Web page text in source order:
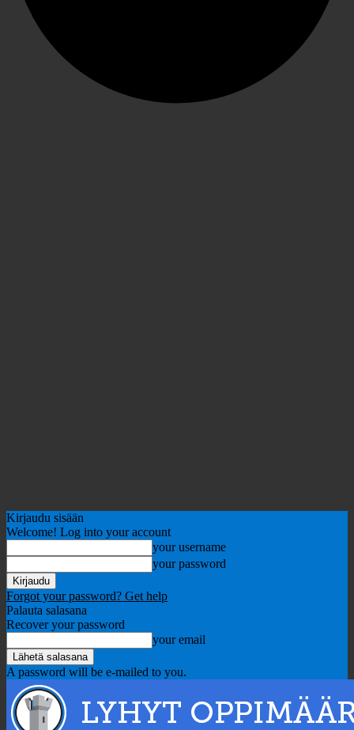
Kirjaudu sisään
Welcome! Log into your account
your username
your password
Forgot your password? Get help
Palauta salasana
Recover your password
your email
A password will be e-mailed to you.